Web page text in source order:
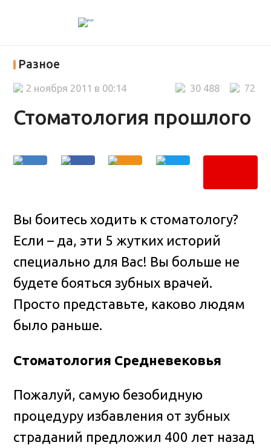
Разное
Стоматология прошлого
72
30 488
2 ноября 2011 в 00:14
Вы боитесь ходить к стоматологу?
Если – да, эти 5 жутких историй
специально для Вас! Вы больше не
будете бояться зубных врачей.
Просто представьте, каково людям
было раньше.
Стоматология Средневековья
Пожалуй, самую безобидную
процедуру избавления от зубных
страданий предложил 400 лет назад